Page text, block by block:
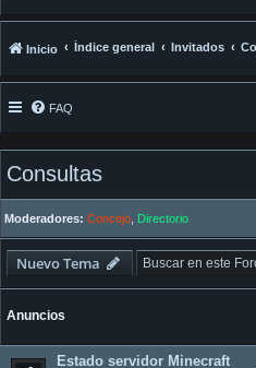
Inicio Índice general Invitados
FAQ
Consultas
Moderadores: Concejo Directorio
Nuevo Tema
Anuncios
Estado servidor Minecraft